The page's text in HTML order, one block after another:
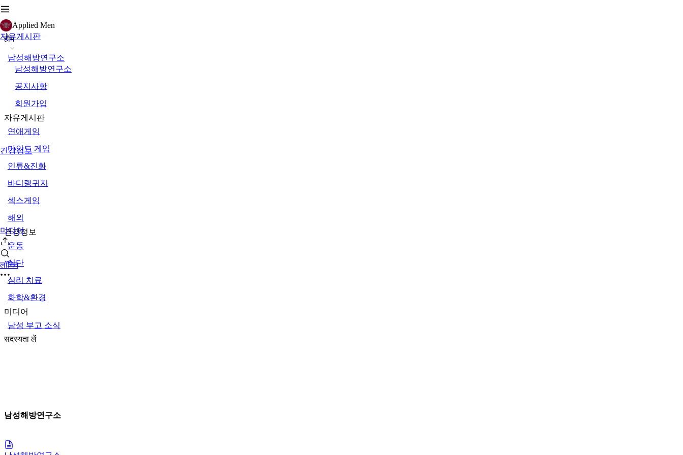
Applied Men
자유게시판
건강정보
미디어
लॉगिन
होम
남성해방연구소
남성해방연구소
공지사항
회원가입
자유게시판
연애게임
마인드 게임
인류&진화
바디랭귀지
섹스게임
해외
건강정보
운동
식단
심리 치료
화학&환경
미디어
남성 부고 소식
सदस्यता लें
남성해방연구소